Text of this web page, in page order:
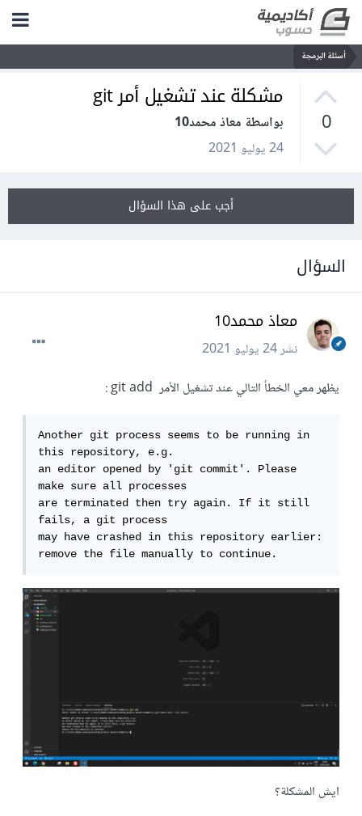
أسئلة البرمجة
0
مشكلة عند تشغيل أمر git
بواسطة معاذ محمد10
24 يوليو 2021
أجب على هذا السؤال
السؤال
معاذ محمد10
نشر24 يوليو 2021
يظهر معي الخطأ التالي عند تشغيل الأمر git add :
Another git process seems to be running in
this repository, e.g.
an editor opened by 'git commit'. Please
make sure all processes
are terminated then try again. If it still
fails, a git process
may have crashed in this repository earlier:
remove the file manually to continue.
ايش المشكلة؟